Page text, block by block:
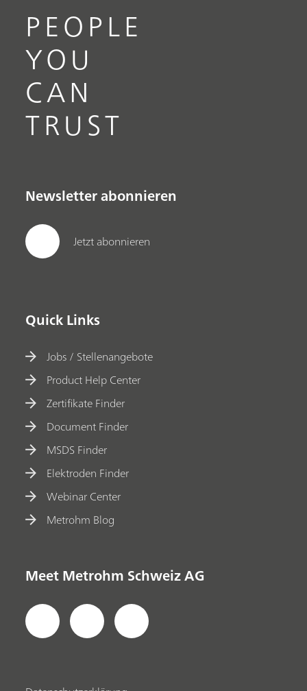
PEOPLE
YOU
CAN
TRUST
Newsletter abonnieren
Jetzt abonnieren
Quick Links
Jobs / Stellenangebote
Product Help Center
Zertifikate Finder
Document Finder
MSDS Finder
Elektroden Finder
Webinar Center
Metrohm Blog
Meet Metrohm Schweiz AG